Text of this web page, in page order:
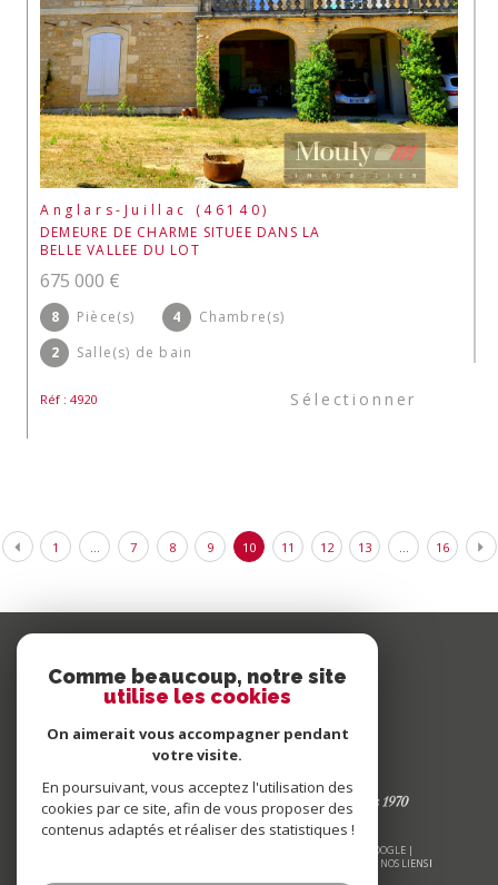
Anglars-Juillac (46140)
DEMEURE DE CHARME SITUEE DANS LA
BELLE VALLEE DU LOT
675 000 €
8 Pièce(s) 4
Chambre(s)
2
Salle(s) de bain
Réf : 4920 Sélectionner
1 7 8 9 10 11 12 13 16
© 2026 | TOUS DROITS RÉSERVÉS | TRADUCTION POWERED BY GOOGLE |
NOS LIENS
Comme beaucoup, notre site
utilise les cookies
On aimerait vous accompagner pendant
votre visite.
En poursuivant, vous acceptez l'utilisation des
cookies par ce site, afin de vous proposer des
contenus adaptés et réaliser des statistiques !